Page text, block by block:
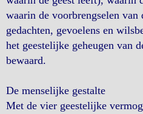
waarin de voorbrengselen van
gedachten, gevoelens en
het geestelijke geheugen van
bewaard.
De menselijke gestalte
Met de vier geestelijke